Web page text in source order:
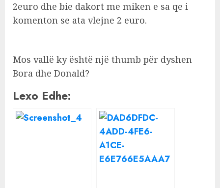
2euro dhe bie dakort me miken e sa qe i
komenton se ata vlejne 2 euro.
Mos vallë ky është një thumb për dyshen
Bora dhe Donald?
Lexo Edhe: